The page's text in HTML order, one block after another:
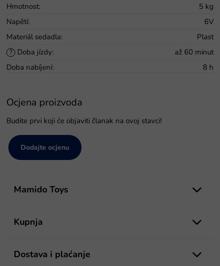
Hmotnost:
5 kg
Napětí:
6V
Materiál sedadla: Plast
? Doba jízdy:
až 60 minut
Doba nabíjení: 8 h
Ocjena proizvoda
Budite prvi koji će objaviti članak na ovoj stavci!
Dodajte ocjenu
Mamido Toys
Kupnja
Dostava i plaćanje